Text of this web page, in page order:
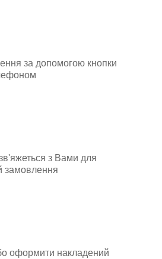
за допомогою кнопки
з Вами для
замовлення
оформити накладений